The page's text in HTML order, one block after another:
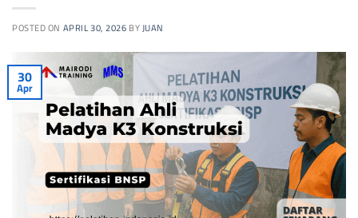
POSTED ON APRIL 30, 2026BYJUAN
30
Apr